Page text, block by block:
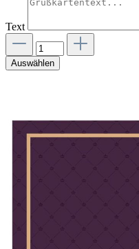
Text
Auswählen